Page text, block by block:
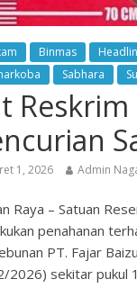
Binmas
Sabhara
1, 2026 Admin
Raya – Satuan
penahanan
PT. Fajar
2026) sekitar pukul